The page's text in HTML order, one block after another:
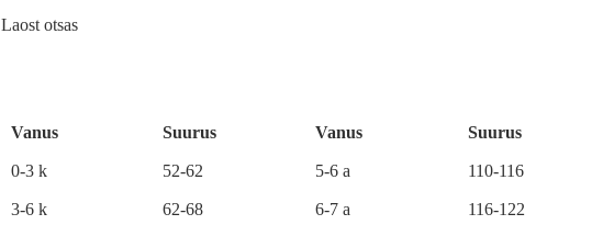
Laost otsas
Vanus Suurus Vanus Suurus
0-3 k 52-62 5-6 a 110-116
3-6 k 62-68 6-7 a 116-122